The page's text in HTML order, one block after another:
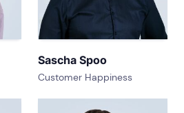
Sascha Spoo
Customer Happiness